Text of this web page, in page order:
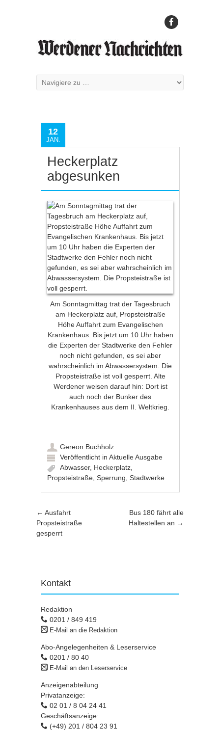
12
JAN.
Heckerplatz
abgesunken
Am Sonntagmittag trat der Tagesbruch
am Heckerplatz auf, Propsteistraße
Höhe Auffahrt zum Evangelischen
Krankenhaus. Bis jetzt um 10 Uhr haben
die Experten der Stadtwerke den Fehler
noch nicht gefunden, es sei aber
wahrscheinlich im Abwassersystem. Die
Propsteistraße ist voll gesperrt. Alte
Werdener weisen darauf hin: Dort ist
auch noch der Bunker des
Krankenhauses aus dem II. Weltkrieg.
Gereon Buchholz
Veröffentlicht inAktuelle Ausgabe
Abwasser, Heckerplatz,
Propsteistraße,Sperrung,Stadtwerke
Artikel-Navigation
← Ausfahrt
Propsteistraße
gesperrt
Bus 180 fährt alle
Haltestellen an →
Kontakt
Redaktion
0201 / 849 419
E-Mail an die Redaktion
Abo-Angelegenheiten & Leserservice
0201 / 80 40
E-Mail an den Leserservice
Anzeigenabteilung
Privatanzeige:
02 01 / 8 04 24 41
Geschäftsanzeige:
(+49) 201 / 804 23 91